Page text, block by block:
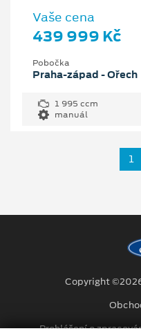
Vaše cena
439 999 Kč
Pobočka
Praha-západ - Ořech
1 995 ccm
manuál
1
Copyright